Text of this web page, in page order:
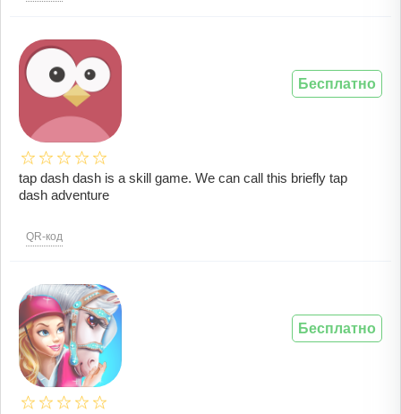
tap dash dash is a skill game. We can call this briefly tap
dash adventure
QR-код
Бесплатно
Бесплатно